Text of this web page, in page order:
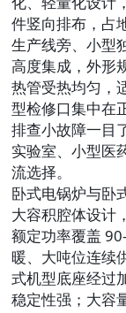
件竖向排布，占
生产线旁、小型
高度集成，外形
热管受热均匀，
型检修口集中在
排查小故障一目
实验室、小型医
流选择。
卧式电锅炉与卧
大容积腔体设计
额定功率覆盖
暖、大吨位连续
式机型底座经过
稳定性强；大容